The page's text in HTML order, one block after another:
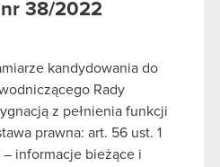
38/2022
kandydowania do
Rady
z pełnienia funkcji
prawna: art. 56 ust. 1
informacje bieżące i